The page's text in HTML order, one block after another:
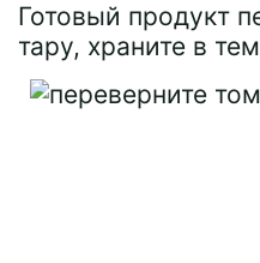
Готовый продукт
тару, храните в